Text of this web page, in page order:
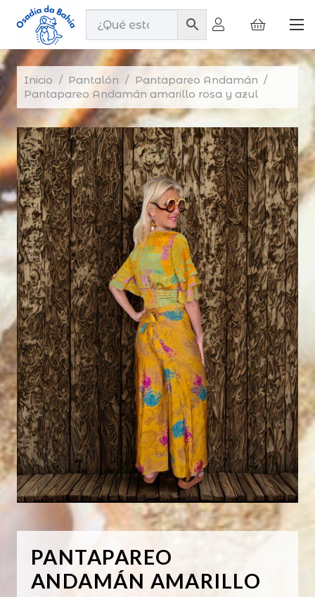
Inicio / Pantalón / Pantapareo Andamán /
Pantapareo Andamán amarillo rosa y azul
PANTAPAREO
ANDAMÁN AMARILLO